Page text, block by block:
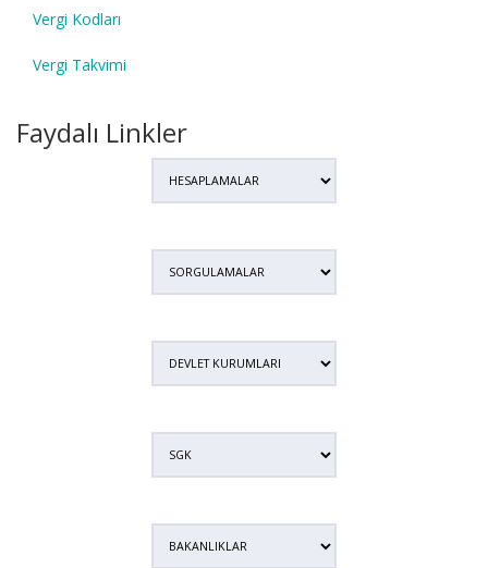
Vergi Kodları
Vergi Takvimi
Faydalı Linkler